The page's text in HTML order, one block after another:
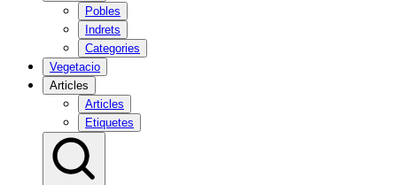
Pobles
Indrets
Categories
Vegetacio
Articles
Articles
Etiquetes